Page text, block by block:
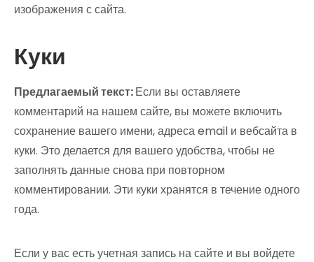
изображения с сайта.
Куки
Предлагаемый текст:Если вы оставляете
комментарий на нашем сайте, вы можете включить
сохранение вашего имени, адреса email и вебсайта в
куки. Это делается для вашего удобства, чтобы не
заполнять данные снова при повторном
комментировании. Эти куки хранятся в течение одного
года.
Если у вас есть учетная запись на сайте и вы войдете